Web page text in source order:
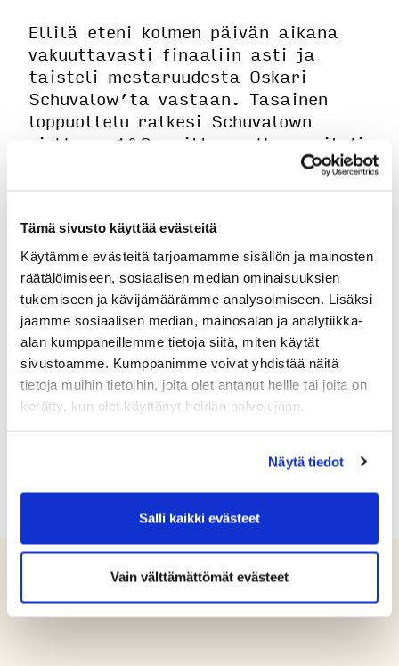
Tämä sivusto käyttää evästeitä
Käytämme evästeitä tarjoamamme sisällön ja mainosten
räätälöimiseen, sosiaalisen median ominaisuuksien
tukemiseen ja kävijämäärämme analysoimiseen. Lisäksi
jaamme sosiaalisen median, mainosalan ja analytiikka-
alan kumppaneillemme tietoja siitä, miten käytät
sivustoamme. Kumppanimme voivat yhdistää näitä
tietoja muihin tietoihin, joita olet antanut heille tai joita on
kerätty, kun olet käyttänyt heidän palvelujaan.
Näytä tiedot
Salli kaikki evästeet
Vain välttämättömät evästeet
Ellilä eteni kolmen päivän aikana
vakuuttavasti finaaliin asti ja
taisteli mestaruudesta Oskari
Schuvalow’ta vastaan. Tasainen
loppuottelu ratkesi Schuvalown
niukkaan 1&0-voittoon. Hopeamitali
on erinomainen saavutus Suomen
SM-hopea jatkaa Ellilän vahvaa
kautta. Tällä kaudella takana jo
yksi Finnish Tour voitto.
Lämpimät onnittelut Sakulle
hienosta saavutuksesta ja
menestystä loppukauden kilpailuihin!